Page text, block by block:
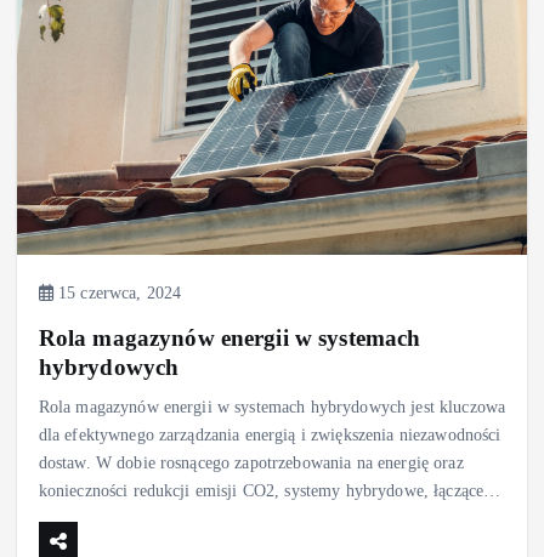
15 czerwca, 2024
Rola magazynów energii w systemach
hybrydowych
Rola magazynów energii w systemach hybrydowych jest kluczowa
dla efektywnego zarządzania energią i zwiększenia niezawodności
dostaw. W dobie rosnącego zapotrzebowania na energię oraz
konieczności redukcji emisji CO2, systemy hybrydowe, łączące…